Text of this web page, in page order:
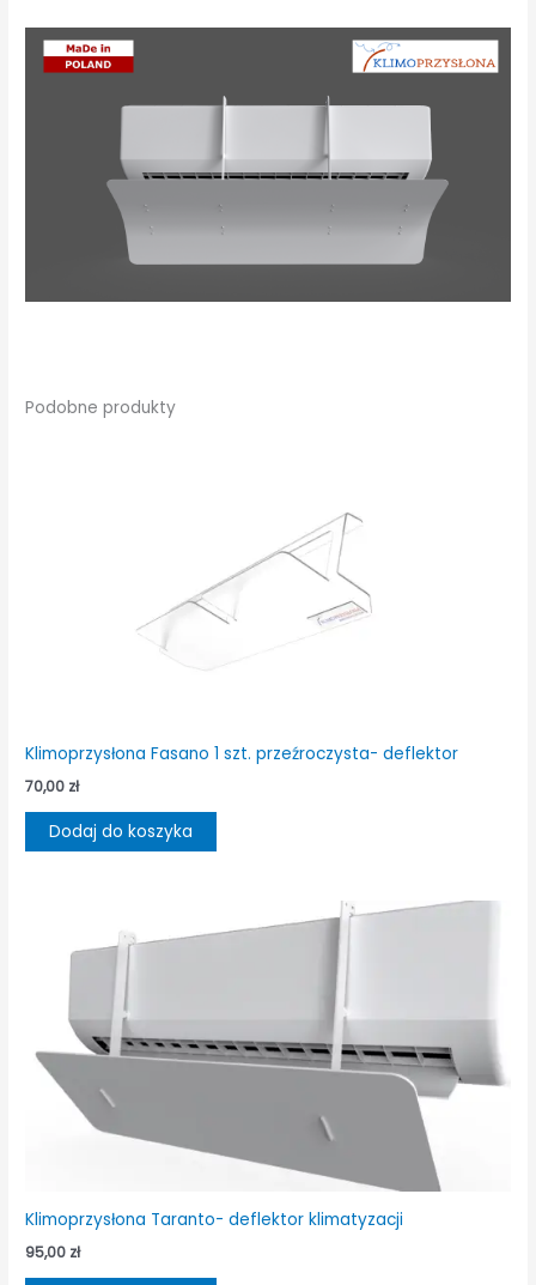
Podobne produkty
Klimoprzysłona Fasano 1 szt. przeźroczysta- deflektor
70,00 zł
Dodaj do koszyka
Klimoprzysłona Taranto- deflektor klimatyzacji
95,00 zł